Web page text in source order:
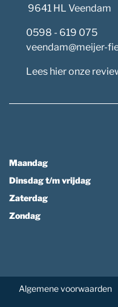
9641 HL Veendam
0598 - 619 075
veendam@meijer-
Lees hier onze
Maandag
Dinsdag t/m vrijdag
Zaterdag
Zondag
Algemene voorwaarden